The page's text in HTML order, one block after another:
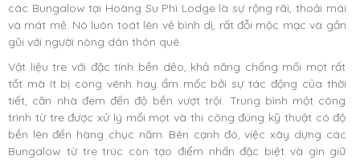
các Bungalow tại Hoàng Su Phì Lodge là sự rộng rãi, thoải mái
và mát mẻ. Nó luôn toát lên vẻ bình dị, rất đỗi mộc mạc và gần
gũi với người nông dân thôn quê.
Vật liệu tre với đặc tính bền dẻo, khả năng chống mối mọt rất
tốt mà ít bị cong vênh hay ẩm mốc bởi sự tác động của thời
tiết, căn nhà đem đến độ bền vượt trội. Trung bình một công
trình từ tre được xử lý mối mọt và thi công đúng kỹ thuật có độ
bền lên đến hàng chục năm. Bên cạnh đó, việc xây dựng các
Bungalow từ tre trúc còn tạo điểm nhấn đặc biệt và gìn giữ